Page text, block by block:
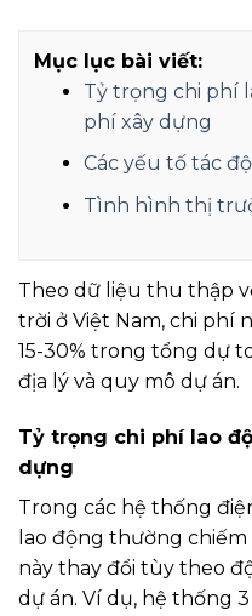
Mục lục bài viết:
Tỷ trọng chi phí
phí xây dựng
Các yếu tố tác
Tình hình thị
Theo dữ liệu thu thập
trời ở Việt Nam, chi phí
15-30% trong tổng dự
địa lý và quy mô dự án.
Tỷ trọng chi phí lao
dựng
Trong các hệ thống
lao động thường chiếm
này thay đổi tùy theo
dự án. Ví dụ, hệ thống